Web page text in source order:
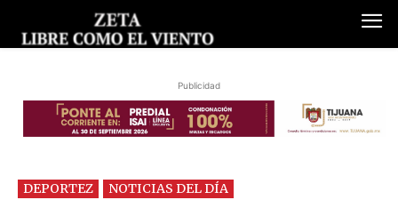
Publicidad
DEPORTEZ NOTICIAS DEL DÍA